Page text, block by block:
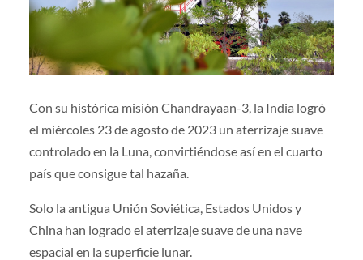
Con su histórica misión Chandrayaan-3, la India logró
el miércoles 23 de agosto de 2023 un aterrizaje suave
controlado en la Luna, convirtiéndose así en el cuarto
país que consigue tal hazaña.
Solo la antigua Unión Soviética, Estados Unidos y
China han logrado el aterrizaje suave de una nave
espacial en la superficie lunar.